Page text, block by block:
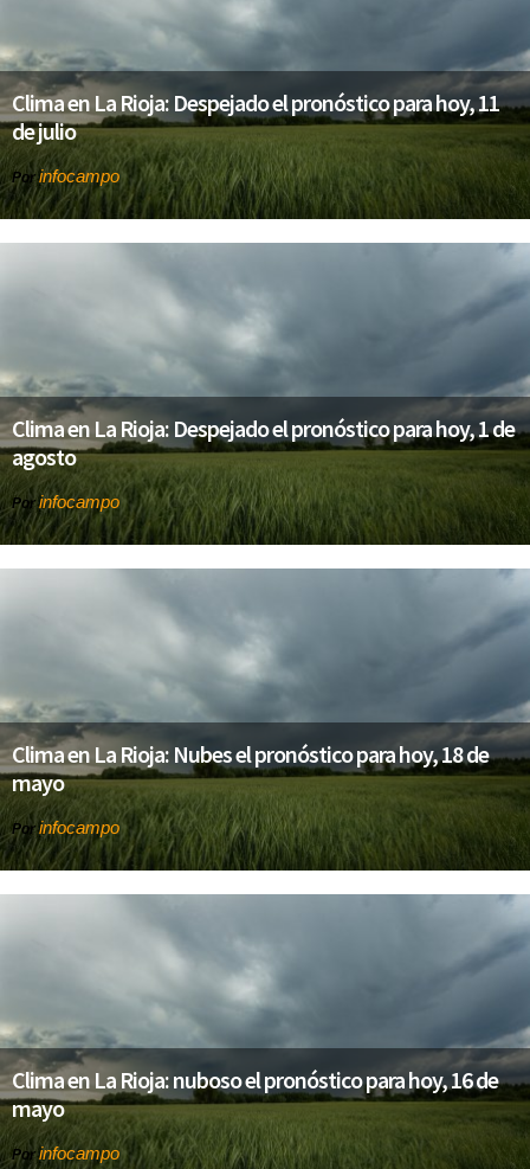
Clima en La Rioja: Despejado el pronóstico para hoy, 11
de julio
Porinfocampo
Clima en La Rioja: Despejado el pronóstico para hoy, 1 de
agosto
Porinfocampo
Clima en La Rioja: Nubes el pronóstico para hoy, 18 de
mayo
Porinfocampo
Clima en La Rioja: nuboso el pronóstico para hoy, 16 de
mayo
Porinfocampo